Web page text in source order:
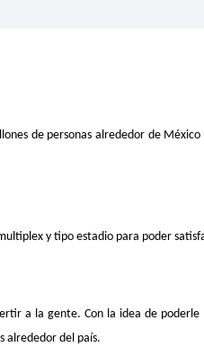
de personas alrededor de
y tipo estadio para poder
a la gente. Con la idea de
alrededor del país.